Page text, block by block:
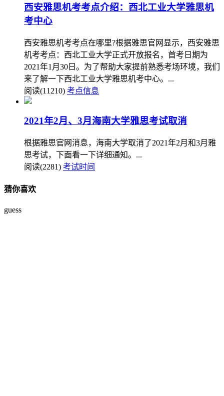
西安雅思机考考点介绍：西北工业大学雅思机
考中心
西安雅思机考考点在哪里?根据雅思官网显示，西安雅思
机考考点：西北工业大学正式开放报名，首考日期为
2021年1月30日。为了帮助大家提前熟悉考场环境，我们
来了解一下西北工业大学雅思机考中心。...
阅读(11210) 考点信息
2021年2月、3月海南大学雅思考试取消
根据雅思官网消息，海南大学取消了2021年2月和3月雅
思考试，下面看一下详细通知。...
阅读(2281) 考试时间
猜你喜欢
guess